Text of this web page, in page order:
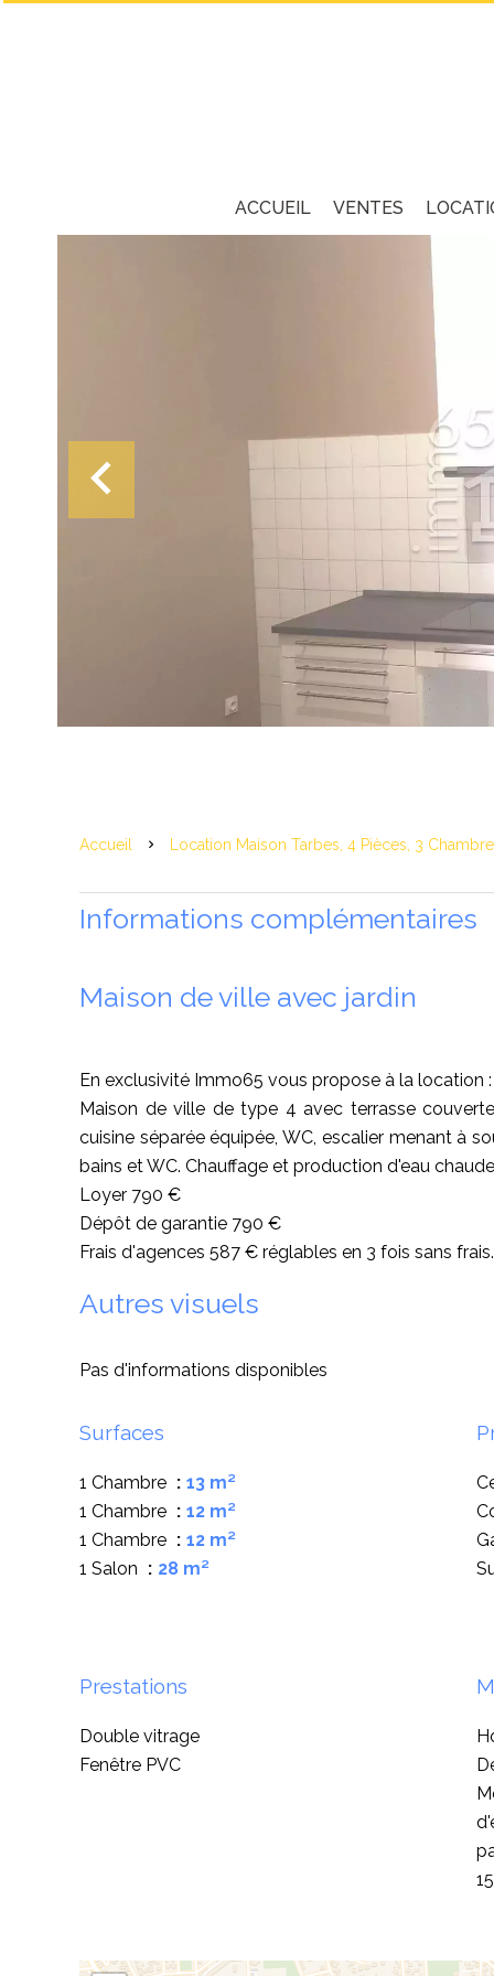
ACCUEIL VENTES
Accueil Location Maison Tarbes, 4 Pièces, 3
Informations complémentaires
Maison de ville avec jardin
En exclusivité Immo65 vous propose à la location :
Maison de ville de type 4 avec terrasse
cuisine séparée équipée, WC, escalier menant à
bains et WC. Chauffage et production d'eau
Loyer 790 €
Dépôt de garantie 790 €
Frais d'agences 587 € réglables en 3 fois sans frais.
Autres visuels
Pas d'informations disponibles
Surfaces
1 Chambre
13 m²
1 Chambre
12 m²
1 Chambre
12 m²
1 Salon
28 m²
Prestations
Double vitrage
Fenêtre PVC